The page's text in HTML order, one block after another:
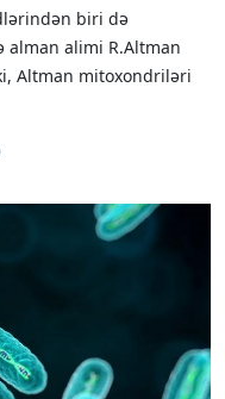
biri də
alman alimi R.Altman
Altman mitoxondriləri